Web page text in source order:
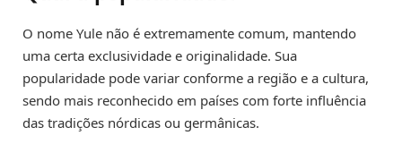
O nome Yule não é extremamente comum, mantendo
uma certa exclusividade e originalidade. Sua
popularidade pode variar conforme a região e a cultura,
sendo mais reconhecido em países com forte influência
das tradições nórdicas ou germânicas.